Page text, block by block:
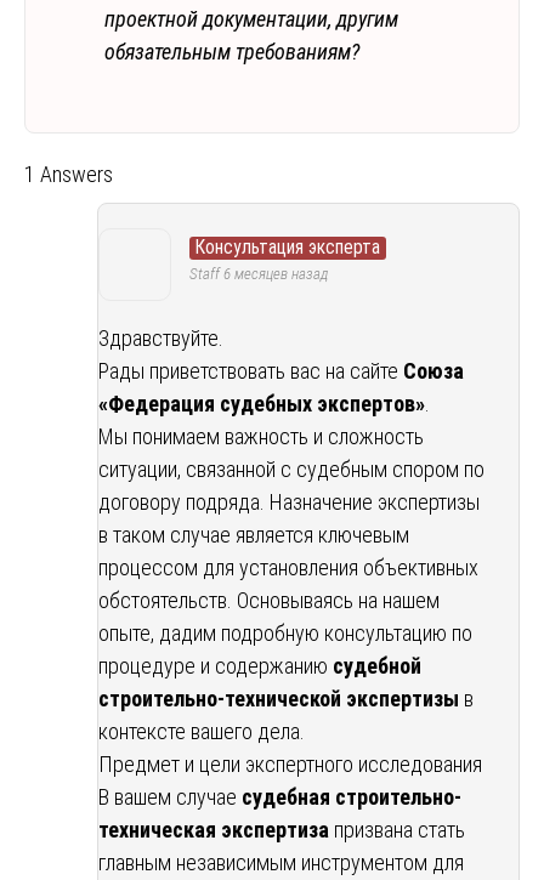
проектной документации, другим
обязательным требованиям?
1 Answers
Консультация эксперта
Staff6 месяцев назад
Здравствуйте.
Рады приветствовать вас на сайте Союза
«Федерация судебных экспертов»
Мы понимаем важность и сложность
ситуации, связанной с судебным спором по
договору подряда. Назначение экспертизы
в таком случае является ключевым
процессом для установления объективных
обстоятельств. Основываясь на нашем
опыте, дадим подробную консультацию по
процедуре и содержанию судебной
строительно-технической экспертизы в
контексте вашего дела.
Предмет и цели экспертного исследования
В вашем случае судебная строительно-
техническая экспертиза призвана стать
главным независимым инструментом для